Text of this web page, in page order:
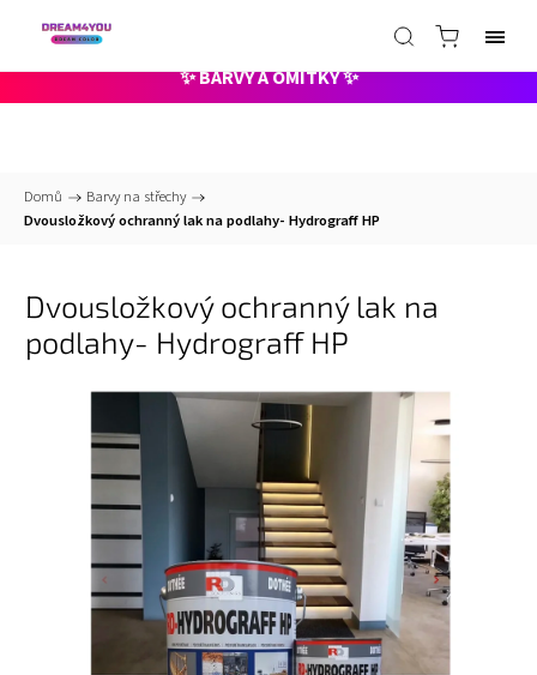
nonstop
✨ BARVY A OMÍTKY ✨
Domů / Barvy na střechy /
Dvousložkový ochranný lak na podlahy- Hydrograff HP
Dvousložkový ochranný lak na
podlahy- Hydrograff HP